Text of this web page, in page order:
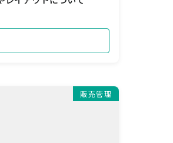
販売管理